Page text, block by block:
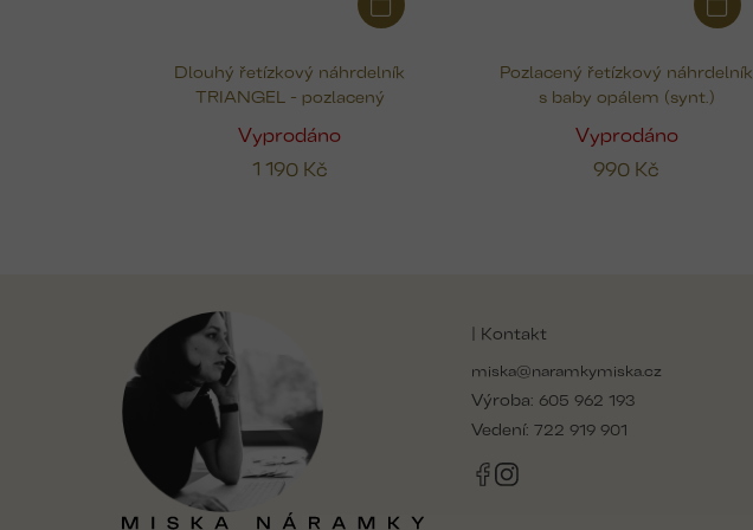
Dlouhý řetízkový náhrdelník
TRIANGEL - pozlacený
Vyprodáno
1 190 Kč
Pozlacený řetízkový náhrdelník
s baby opálem (synt.)
Vyprodáno
990 Kč
| Kontakt
miska@naramkymiska.cz
Výroba: 605 962 193
Vedení: 722 919 901